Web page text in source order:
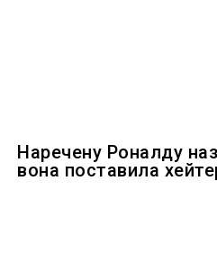
Наречену Роналду
вона поставила